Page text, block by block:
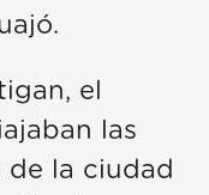
el
las
la ciudad